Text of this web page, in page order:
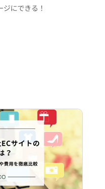
にできる！